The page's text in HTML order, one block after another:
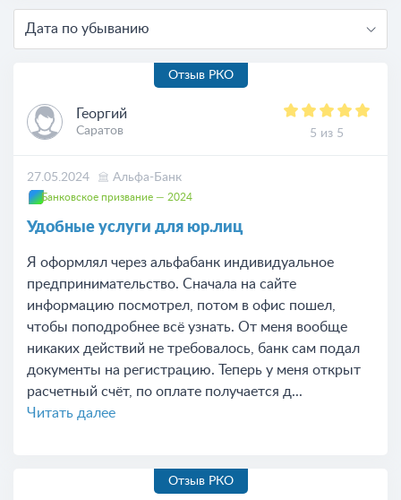
Дата по убыванию
Отзыв РКО
Георгий
Саратов 5 из 5
27.05.2024 Альфа-Банк
Банковское призвание — 2024
Удобные услуги для юр.лиц
Я оформлял через альфабанк индивидуальное
предпринимательство. Сначала на сайте
информацию посмотрел, потом в офис пошел,
чтобы поподробнее всё узнать. От меня вообще
никаких действий не требовалось, банк сам подал
документы на регистрацию. Теперь у меня открыт
расчетный счёт, по оплате получается д...
Читать далее
Отзыв РКО